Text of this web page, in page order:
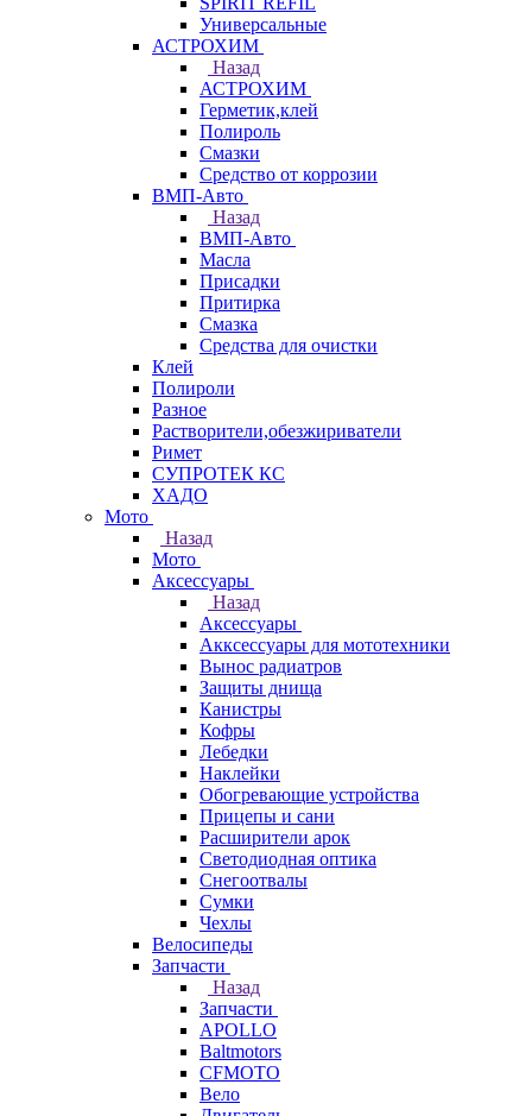
Универсальные
АСТРОХИМ
Назад
АСТРОХИМ
Герметик,клей
Полироль
Смазки
Средство от коррозии
ВМП-Авто
Назад
ВМП-Авто
Масла
Присадки
Притирка
Смазка
Средства для очистки
Клей
Полироли
Разное
Растворители,обезжириватели
Римет
СУПРОТЕК КС
ХАДО
Мото
Назад
Мото
Аксессуары
Назад
Аксессуары
Акксессуары для мототехники
Вынос радиатров
Защиты днища
Канистры
Кофры
Лебедки
Наклейки
Обогревающие устройства
Прицепы и сани
Расширители арок
Светодиодная оптика
Снегоотвалы
Сумки
Чехлы
Велосипеды
Запчасти
Назад
Запчасти
APOLLO
Baltmotors
CFMOTO
Вело